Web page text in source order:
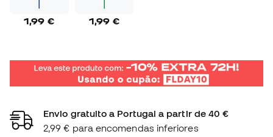
1,99 € 1,99 €
Envio gratuito a Portugal a partir de 40 €
2,99 € para encomendas inferiores